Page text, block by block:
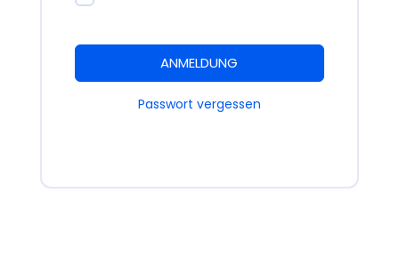
ANMELDUNG
Passwort vergessen